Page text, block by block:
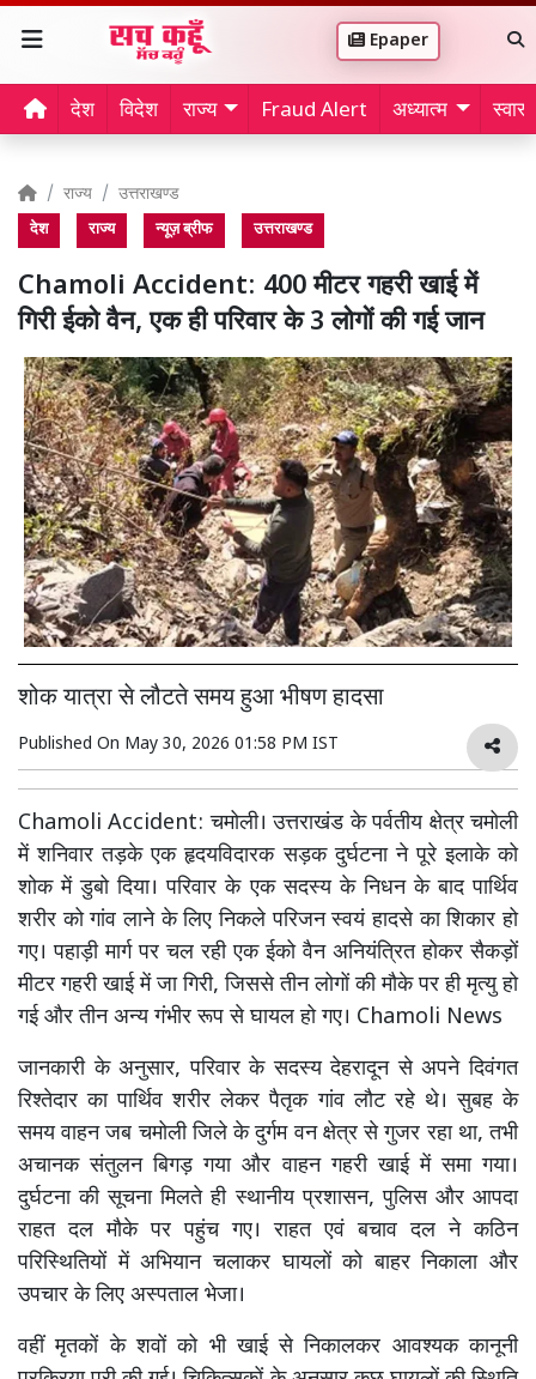
Epaper
देश विदेश राज्य Fraud Alert अध्यात्म
राज्य उत्तराखण्ड
देश राज्य न्यूज़ ब्रीफ उत्तराखण्ड
Chamoli Accident: 400 मीटर गहरी खाई में
गिरी ईको वैन, एक ही परिवार के 3 लोगों की गई जान
शोक यात्रा से लौटते समय हुआ भीषण हादसा
Published On May 30, 2026 01:58 PM IST
Chamoli Accident: चमोली। उत्तराखंड के पर्वतीय क्षेत्र चमोली
में शनिवार तड़के एक हृदयविदारक सड़क दुर्घटना ने पूरे इलाके को
शोक में डुबो दिया। परिवार के एक सदस्य के निधन के बाद पार्थिव
शरीर को गांव लाने के लिए निकले परिजन स्वयं हादसे का शिकार हो
गए। पहाड़ी मार्ग पर चल रही एक ईको वैन अनियंत्रित होकर सैकड़ों
मीटर गहरी खाई में जा गिरी, जिससे तीन लोगों की मौके पर ही मृत्यु हो
गई और तीन अन्य गंभीर रूप से घायल हो गए। Chamoli News
जानकारी के अनुसार, परिवार के सदस्य देहरादून से अपने दिवंगत
रिश्तेदार का पार्थिव शरीर लेकर पैतृक गांव लौट रहे थे। सुबह के
समय वाहन जब चमोली जिले के दुर्गम वन क्षेत्र से गुजर रहा था, तभी
अचानक संतुलन बिगड़ गया और वाहन गहरी खाई में समा गया।
दुर्घटना की सूचना मिलते ही स्थानीय प्रशासन, पुलिस और आपदा
राहत दल मौके पर पहुंच गए। राहत एवं बचाव दल ने कठिन
परिस्थितियों में अभियान चलाकर घायलों को बाहर निकाला और
उपचार के लिए अस्पताल भेजा।
वहीं मृतकों के शवों को भी खाई से निकालकर आवश्यक कानूनी